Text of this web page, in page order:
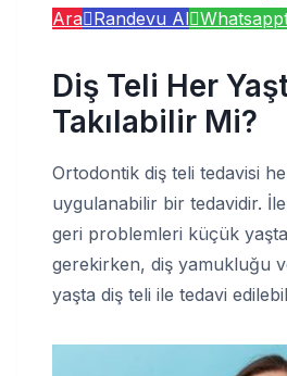
Ara Randevu Al
Diş Teli Her
Takılabilir Mi?
Ortodontik diş teli tedavisi
uygulanabilir bir tedavidir.
geri problemleri küçük
gerekirken, diş yamukluğu
yaşta diş teli ile tedavi